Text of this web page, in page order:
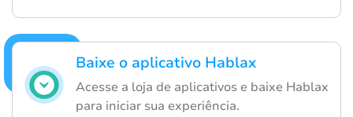
Baixe o aplicativo Hablax
Acesse a loja de aplicativos e baixe Hablax
para iniciar sua experiência.